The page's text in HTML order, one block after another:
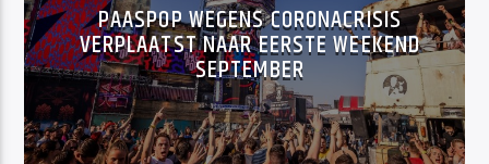
PAASPOP WEGENS CORONACRISIS
VERPLAATST NAAR EERSTE WEEKEND
SEPTEMBER